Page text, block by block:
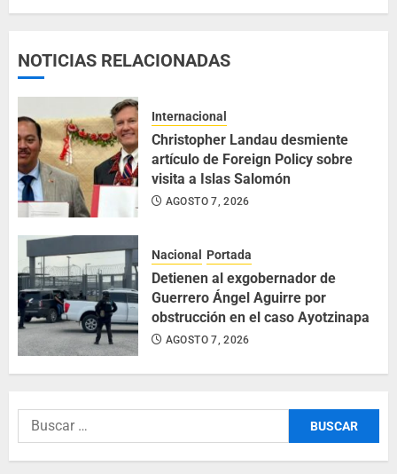
NOTICIAS RELACIONADAS
Internacional
Christopher Landau desmiente
artículo de Foreign Policy sobre
visita a Islas Salomón
AGOSTO 7, 2026
Nacional Portada
Detienen al exgobernador de
Guerrero Ángel Aguirre por
obstrucción en el caso Ayotzinapa
AGOSTO 7, 2026